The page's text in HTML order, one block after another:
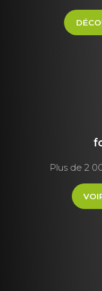
Plus de 2